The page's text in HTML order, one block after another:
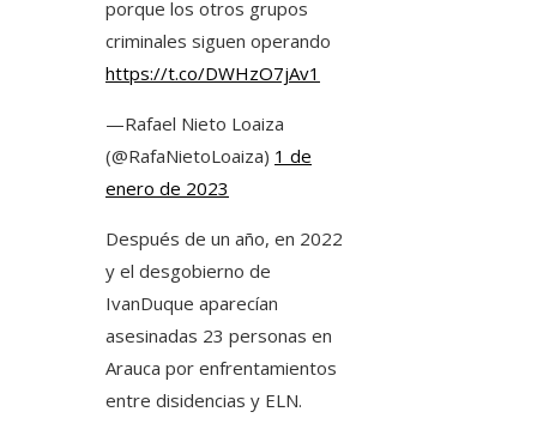
porque los otros grupos
criminales siguen operando
https://t.co/DWHzO7jAv1
—Rafael Nieto Loaiza
(@RafaNietoLoaiza) 1 de
enero de 2023
Después de un año, en 2022
y el desgobierno de
IvanDuque aparecían
asesinadas 23 personas en
Arauca por enfrentamientos
entre disidencias y ELN.